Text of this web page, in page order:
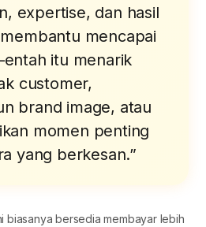
expertise, dan hasil
mencapai
itu menarik
customer,
brand image, atau
momen penting
yang berkesan.”
biasanya bersedia membayar lebih